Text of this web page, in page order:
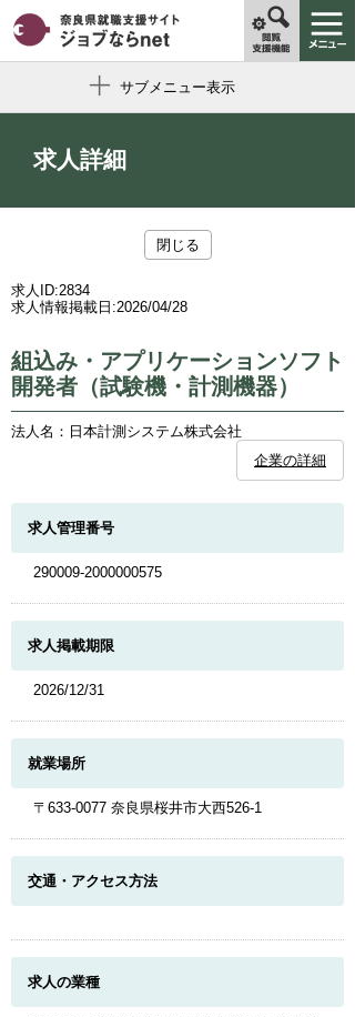
サブメニュー表示
求人詳細
閉じる
求人ID:2834
求人情報掲載日:2026/04/28
組込み・アプリケーションソフト
開発者（試験機・計測機器）
法人名：日本計測システム株式会社
企業の詳細
求人管理番号
290009-2000000575
求人掲載期限
2026/12/31
就業場所
〒633-0077 奈良県桜井市大西526-1
交通・アクセス方法
求人の業種